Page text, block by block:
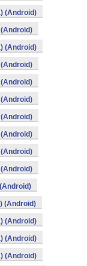
(Android)
(Android)
(Android)
(Android)
(Android)
(Android)